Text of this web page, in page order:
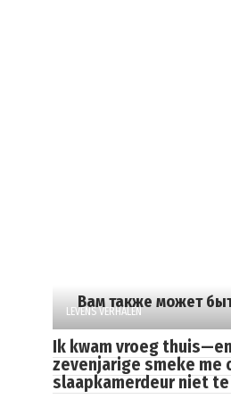
Вам также может
LEVENS VERHALEN
Ik kwam vroeg
zevenjarige smeke me
slaapkamerdeur niet